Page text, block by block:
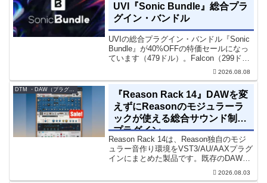
UVI『Sonic Bundle』総合プラ
グイン・バンドル
UVIの総合プラグイン・バンドル『Sonic
Bundle』が40%OFFの特価セールになっ
ています（479ドル）。Falcon（299ド
ル）も入っています。UVI Sonic Bundle
2026.08.08
『Reason Rack 14』DAWを変
えずにReasonのモジュラーラ
ックが使える総合サウンド制作
プラグイン
Reason Rack 14は、Reason独自のモジ
ュラー音作り環境をVST3/AU/AAXプラグ
インにまとめた製品です。既存のDAWを
乗り換えることなく、68種類のシンセや
エフェクト、CV配線をそのままトラック
2026.08.03